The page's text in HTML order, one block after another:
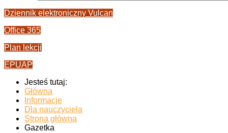
Dziennik elektroniczny Vulcan
Office 365
Plan lekcji
EPUAP
Jesteś tutaj:
Główna
Informacje
Dla nauczyciela
Strona główna
Gazetka